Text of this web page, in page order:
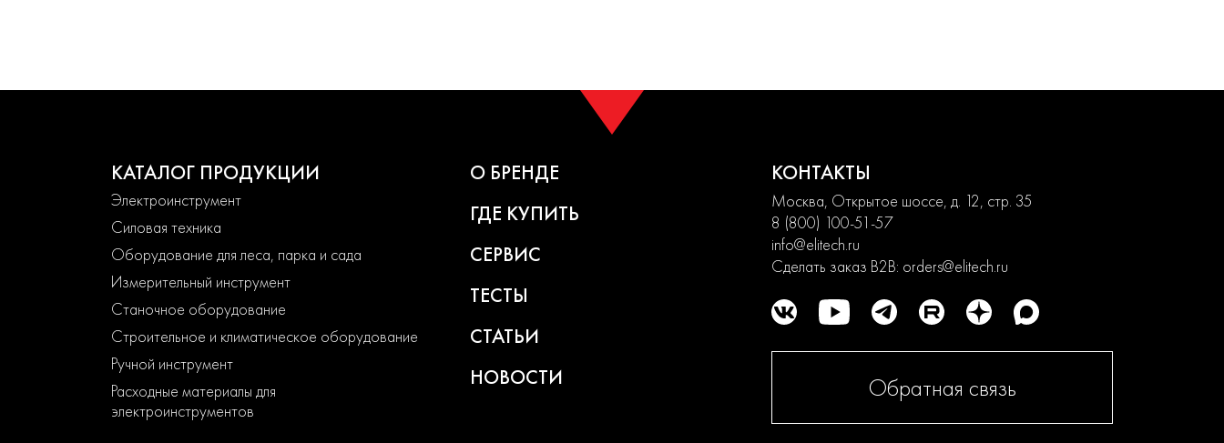
КАТАЛОГ ПРОДУКЦИИ
Электроинструмент
Силовая техника
Оборудование для леса, парка и сада
Измерительный инструмент
Станочное оборудование
Строительное и климатическое оборудование
Ручной инструмент
Расходные материалы для
электроинструментов
О БРЕНДЕ
ГДЕ КУПИТЬ
СЕРВИС
ТЕСТЫ
СТАТЬИ
НОВОСТИ
КОНТАКТЫ
Москва, Открытое шоссе, д. 12, стр. 35
8 (800) 100-51-57
info@elitech.ru
Сделать заказ B2B: orders@elitech.ru
Обратная связь